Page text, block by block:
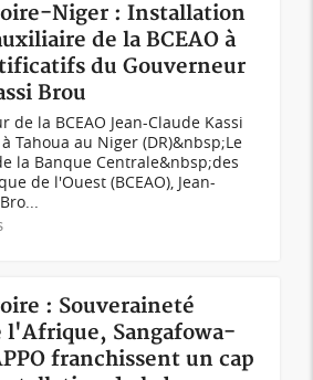
Niger : Installation
de la BCEAO à
du Gouverneur
Brou
de la BCEAO Jean-Claude Kassi
Tahoua au Niger (DR)&nbsp;Le
la Banque Centrale&nbsp;des
de l'Ouest (BCEAO), Jean-
: Souveraineté
l'Afrique, Sangafowa-
franchissent un cap